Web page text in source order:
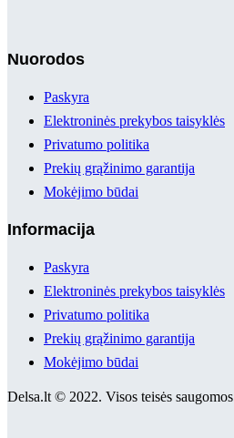
Nuorodos
Paskyra
Elektroninės prekybos taisyklės
Privatumo politika
Prekių grąžinimo garantija
Mokėjimo būdai
Informacija
Paskyra
Elektroninės prekybos taisyklės
Privatumo politika
Prekių grąžinimo garantija
Mokėjimo būdai
Delsa.lt © 2022. Visos teisės